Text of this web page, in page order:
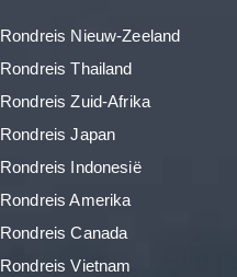
Rondreis Nieuw-Zeeland
Rondreis Thailand
Rondreis Zuid-Afrika
Rondreis Japan
Rondreis Indonesië
Rondreis Amerika
Rondreis Canada
Rondreis Vietnam